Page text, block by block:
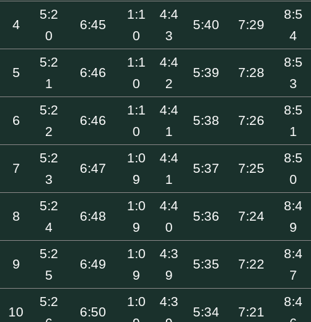
4
5:2
0
6:45
1:1
0
4:4
3
5:40 7:29
8:5
4
5
5:2
1
6:46
1:1
0
4:4
2
5:39 7:28
8:5
3
6
5:2
2
6:46
1:1
0
4:4
1
5:38 7:26
8:5
1
7
5:2
3
6:47
1:0
9
4:4
1
5:37 7:25
8:5
0
8
5:2
4
6:48
1:0
9
4:4
0
5:36 7:24
8:4
9
9
5:2
5
6:49
1:0
9
4:3
9
5:35 7:22
8:4
7
10
5:2
6:50
1:0
4:3
5:34 7:21
8:4